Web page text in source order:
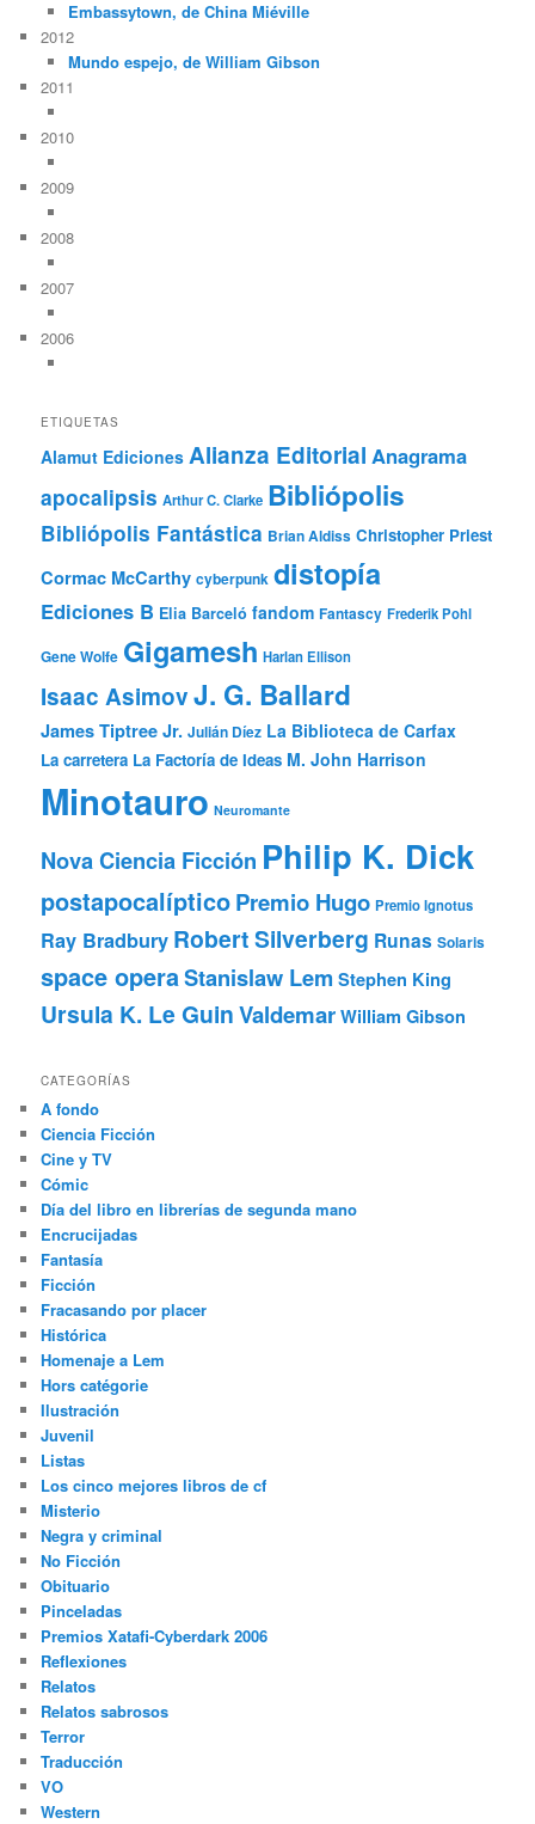
Embassytown, de China Miéville
2012
Mundo espejo, de William Gibson
2011
2010
2009
2008
2007
2006
ETIQUETAS
Alamut Ediciones Alianza Editorial Anagrama
apocalipsis Arthur C. Clarke Bibliópolis
Bibliópolis Fantástica Brian Aldiss Christopher Priest
Cormac McCarthy cyberpunk distopía
Ediciones B Elia Barceló fandom Fantascy Frederik Pohl
Gene Wolfe Gigamesh Harlan Ellison
Isaac AsimovJ. G. Ballard
James Tiptree Jr. Julián Díez La Biblioteca de Carfax
La carretera La Factoría de Ideas M. John Harrison
Minotauro Neuromante
Nova Ciencia Ficción Philip K. Dick
postapocalípticoPremio Hugo Premio Ignotus
Ray Bradbury Robert Silverberg Runas Solaris
space operaStanislaw Lem Stephen King
Ursula K. Le GuinValdemarWilliam Gibson
CATEGORÍAS
A fondo
Ciencia Ficción
Cine y TV
Cómic
Día del libro en librerías de segunda mano
Encrucijadas
Fantasía
Ficción
Fracasando por placer
Histórica
Homenaje a Lem
Hors catégorie
Ilustración
Juvenil
Listas
Los cinco mejores libros de cf
Misterio
Negra y criminal
No Ficción
Obituario
Pinceladas
Premios Xatafi-Cyberdark 2006
Reflexiones
Relatos
Relatos sabrosos
Terror
Traducción
VO
Western